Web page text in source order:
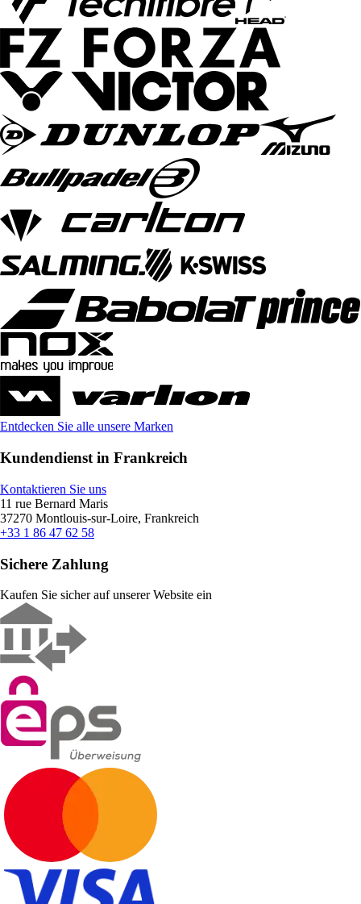
Entdecken Sie alle unsere Marken
Kundendienst in Frankreich
Kontaktieren Sie uns
11 rue Bernard Maris
37270 Montlouis-sur-Loire, Frankreich
+33 1 86 47 62 58
Sichere Zahlung
Kaufen Sie sicher auf unserer Website ein